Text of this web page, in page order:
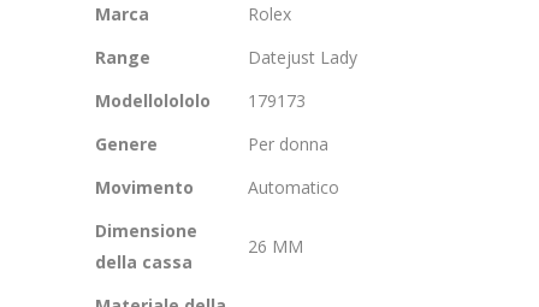
Marca
Rolex
Range
Datejust Lady
Modellolololo
179173
Genere
Per donna
Movimento
Automatico
Dimensione
della cassa
26 MM